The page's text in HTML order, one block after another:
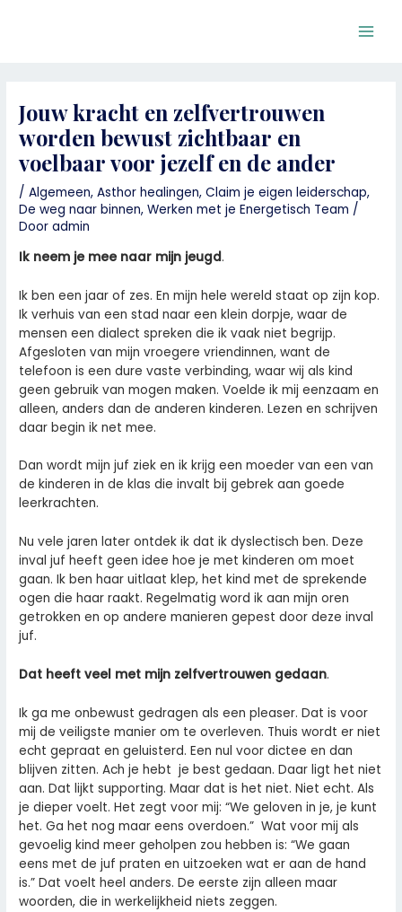
Jouw kracht en zelfvertrouwen
worden bewust zichtbaar en
voelbaar voor jezelf en de ander
/Algemeen,Asthor healingen,Claim je eigen leiderschap,
De weg naar binnen,Werken met je Energetisch Team /
Dooradmin
Ik neem je mee naar mijn jeugd.
Ik ben een jaar of zes. En mijn hele wereld staat op zijn kop.
Ik verhuis van een stad naar een klein dorpje, waar de
mensen een dialect spreken die ik vaak niet begrijp.
Afgesloten van mijn vroegere vriendinnen, want de
telefoon is een dure vaste verbinding, waar wij als kind
geen gebruik van mogen maken. Voelde ik mij eenzaam en
alleen, anders dan de anderen kinderen. Lezen en schrijven
daar begin ik net mee.
Dan wordt mijn juf ziek en ik krijg een moeder van een van
de kinderen in de klas die invalt bij gebrek aan goede
leerkrachten.
Nu vele jaren later ontdek ik dat ik dyslectisch ben. Deze
inval juf heeft geen idee hoe je met kinderen om moet
gaan. Ik ben haar uitlaat klep, het kind met de sprekende
ogen die haar raakt. Regelmatig word ik aan mijn oren
getrokken en op andere manieren gepest door deze inval
juf.
Dat heeft veel met mijn zelfvertrouwen gedaan.
Ik ga me onbewust gedragen als een pleaser. Dat is voor
mij de veiligste manier om te overleven. Thuis wordt er niet
echt gepraat en geluisterd. Een nul voor dictee en dan
blijven zitten. Ach je hebt je best gedaan. Daar ligt het niet
aan. Dat lijkt supporting. Maar dat is het niet. Niet echt. Als
je dieper voelt. Het zegt voor mij: “We geloven in je, je kunt
het. Ga het nog maar eens overdoen.” Wat voor mij als
gevoelig kind meer geholpen zou hebben is: “We gaan
eens met de juf praten en uitzoeken wat er aan de hand
is.” Dat voelt heel anders. De eerste zijn alleen maar
woorden, die in werkelijkheid niets zeggen.